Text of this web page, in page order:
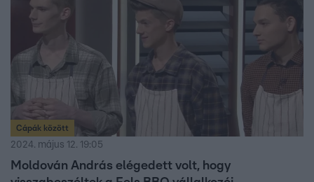
Cápák között
2024. május 12. 19:05
Moldován András elégedett volt, hogy